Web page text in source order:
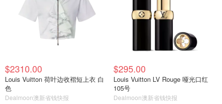
$2310.00
Louis Vuitton 荷叶边收褶短上衣 白
色
Dealmoon澳新省钱快报
$295.00
Louis Vuitton LV Rouge 哑光口红
105号
Dealmoon澳新省钱快报